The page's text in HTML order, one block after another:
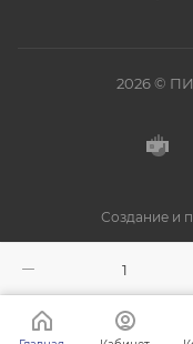
2026 ©
Создание и